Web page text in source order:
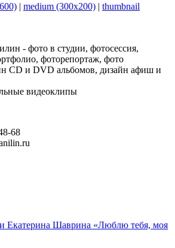
| medium (300x200) | thumbnail
- фото в студии, фотосессия,
фоторепортаж, фото
CD и DVD альбомов, дизайн афиш и
видеоклипы
68
Екатерина Шаврина «Люблю тебя, моя